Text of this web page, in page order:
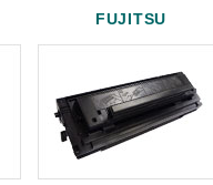
FUJITSU